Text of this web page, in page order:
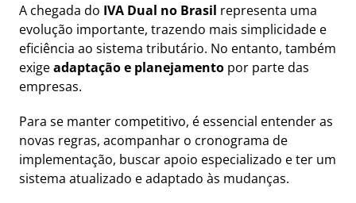
A chegada do IVA Dual no Brasil representa uma
evolução importante, trazendo mais simplicidade e
eficiência ao sistema tributário. No entanto, também
exigeadaptação e planejamento por parte das
empresas.
Para se manter competitivo, é essencial entender as
novas regras, acompanhar o cronograma de
implementação, buscar apoio especializado e ter um
sistema atualizado e adaptado às mudanças.